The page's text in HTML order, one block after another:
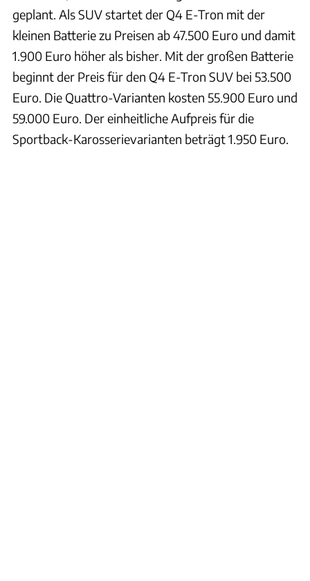
geplant. Als SUV startet der Q4 E-Tron mit der
kleinen Batterie zu Preisen ab 47.500 Euro und damit
1.900 Euro höher als bisher. Mit der großen Batterie
beginnt der Preis für den Q4 E-Tron SUV bei 53.500
Euro. Die Quattro-Varianten kosten 55.900 Euro und
59.000 Euro. Der einheitliche Aufpreis für die
Sportback-Karosserievarianten beträgt 1.950 Euro.